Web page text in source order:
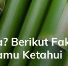
Berikut
Ketahui